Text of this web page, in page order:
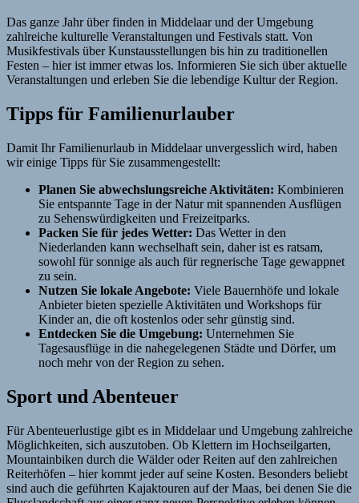
Das ganze Jahr über finden in Middelaar und der Umgebung
zahlreiche kulturelle Veranstaltungen und Festivals statt. Von
Musikfestivals über Kunstausstellungen bis hin zu traditionellen
Festen – hier ist immer etwas los. Informieren Sie sich über aktuelle
Veranstaltungen und erleben Sie die lebendige Kultur der Region.
Tipps für Familienurlauber
Damit Ihr Familienurlaub in Middelaar unvergesslich wird, haben
wir einige Tipps für Sie zusammengestellt:
Planen Sie abwechslungsreiche Aktivitäten: Kombinieren
Sie entspannte Tage in der Natur mit spannenden Ausflügen
zu Sehenswürdigkeiten und Freizeitparks.
Packen Sie für jedes Wetter: Das Wetter in den
Niederlanden kann wechselhaft sein, daher ist es ratsam,
sowohl für sonnige als auch für regnerische Tage gewappnet
zu sein.
Nutzen Sie lokale Angebote: Viele Bauernhöfe und lokale
Anbieter bieten spezielle Aktivitäten und Workshops für
Kinder an, die oft kostenlos oder sehr günstig sind.
Entdecken Sie die Umgebung: Unternehmen Sie
Tagesausflüge in die nahegelegenen Städte und Dörfer, um
noch mehr von der Region zu sehen.
Sport und Abenteuer
Für Abenteuerlustige gibt es in Middelaar und Umgebung zahlreiche
Möglichkeiten, sich auszutoben. Ob Klettern im Hochseilgarten,
Mountainbiken durch die Wälder oder Reiten auf den zahlreichen
Reiterhöfen – hier kommt jeder auf seine Kosten. Besonders beliebt
sind auch die geführten Kajaktouren auf der Maas, bei denen Sie die